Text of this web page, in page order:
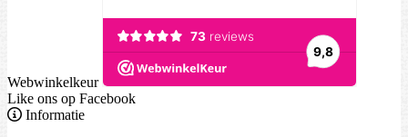
Webwinkelkeur
Like ons op Facebook
Informatie